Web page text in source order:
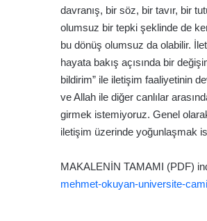
davranış, bir söz, bir tavır, bir
olumsuz bir tepki şeklinde de
bu dönüş olumsuz da olabilir.
hayata bakış açısında bir
bildirim” ile iletişim faaliyetinin
ve Allah ile diğer canlılar
girmek istemiyoruz. Genel
iletişim üzerinde yoğunlaşmak
MAKALENİN TAMAMI (PDF)
mehmet-okuyan-universite-